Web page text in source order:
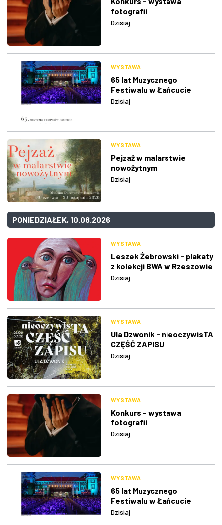
fotografii
Dzisiaj
WYSTAWA
65 lat Muzycznego
Festiwalu w Łańcucie
Dzisiaj
WYSTAWA
Pejzaż w malarstwie
nowożytnym
Dzisiaj
PONIEDZIAŁEK, 10.08.2026
WYSTAWA
Leszek Żebrowski - plakaty
z kolekcji BWA w Rzeszowie
Dzisiaj
WYSTAWA
Ula Dzwonik - nieoczywisTA
CZĘŚĆ ZAPISU
Dzisiaj
WYSTAWA
Konkurs - wystawa
fotografii
Dzisiaj
WYSTAWA
65 lat Muzycznego
Festiwalu w Łańcucie
Dzisiaj